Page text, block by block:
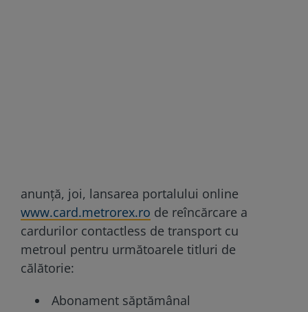
anunţă, joi, lansarea portalului online
www.card.metrorex.ro de reîncărcare a
cardurilor contactless de transport cu
metroul pentru următoarele titluri de
călătorie:
Abonament săptămânal